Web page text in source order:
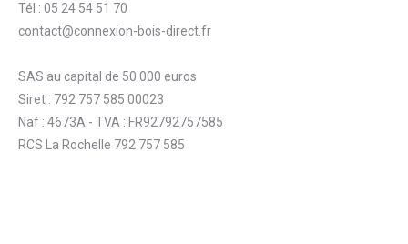
Tél : 05 24 54 51 70
contact@connexion-bois-direct.fr
SAS au capital de 50 000 euros
Siret : 792 757 585 00023
Naf : 4673A - TVA : FR92792757585
RCS La Rochelle 792 757 585